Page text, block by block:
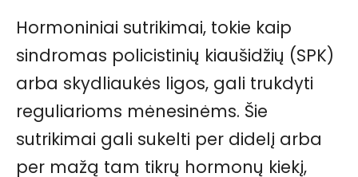
Hormoniniai sutrikimai, tokie kaip
sindromas policistinių kiaušidžių (SPK)
arba skydliaukės ligos, gali trukdyti
reguliarioms mėnesinėms. Šie
sutrikimai gali sukelti per didelį arba
per mažą tam tikrų hormonų kiekį,